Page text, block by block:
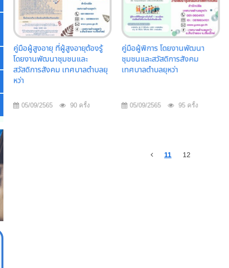
คู่มือผู้สูงอายุ ที่ผู้สูงอายุต้องรู้
โดยงานพัฒนาชุมชนและ
สวัสดิการสังคม เทศบาลตำบลยุ
หว่า
05/09/2565 90 ครั้ง
คู่มือผู้พิการ โดยงานพัฒนา
ชุมชนและสวัสดิการสังคม
เทศบาลตำบลยุหว่า
05/09/2565 95 ครั้ง
11 12